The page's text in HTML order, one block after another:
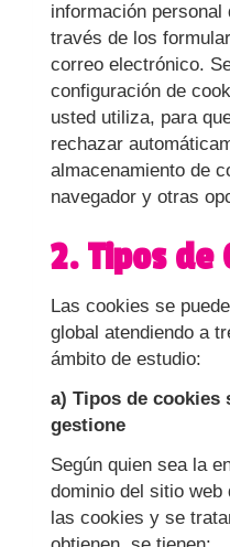
información personal
través de los
correo electrónico.
configuración de
usted utiliza, para
rechazar
almacenamiento de
navegador y otras
2. Tipos de
Las cookies se
global atendiendo a
ámbito de estudio:
a) Tipos de cookies
gestione
Según quien sea la
dominio del sitio web
las cookies y se